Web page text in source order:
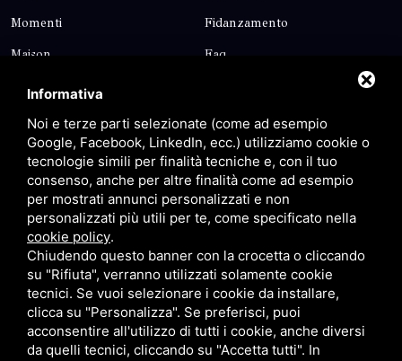
Momenti Fidanzamento
Maison Faq
Blog
Sitemap Privacy
Contatti
Via Giolitti, 5 - 20025 - Legnano
+39 0331 1542871
+39 334 1291872
info@antoniosartori.com
Whatsapp
Informativa
Noi e terze parti selezionate (come ad esempio
Google, Facebook, LinkedIn, ecc.) utilizziamo cookie o
tecnologie simili per finalità tecniche e, con il tuo
consenso, anche per altre finalità come ad esempio
per mostrati annunci personalizzati e non
personalizzati più utili per te, come specificato nella
cookie policy.
Chiudendo questo banner con la crocetta o cliccando
su "Rifiuta", verranno utilizzati solamente cookie
tecnici. Se vuoi selezionare i cookie da installare,
clicca su "Personalizza". Se preferisci, puoi
acconsentire all'utilizzo di tutti i cookie, anche diversi
da quelli tecnici, cliccando su "Accetta tutti". In